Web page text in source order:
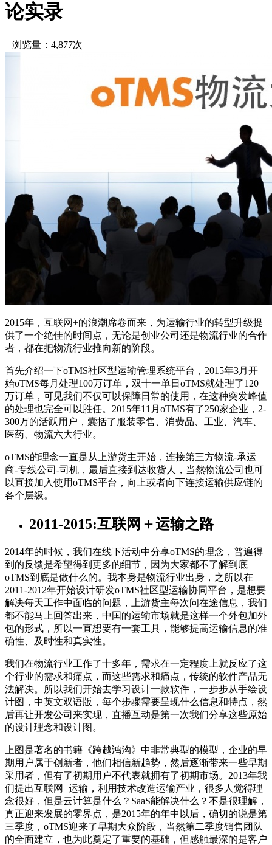
论实录
浏览量：4,877次
2015年，互联网+的浪潮席卷而来，为运输行业的转型升级提
供了一个绝佳的时间点，无论是创业公司还是物流行业的合作
者，都在把物流行业推向新的阶段。
首先介绍一下oTMS社区型运输管理系统平台，2015年3月开
始oTMS每月处理100万订单，双十一单日oTMS就处理了120
万订单，可见我们不仅可以保障日常的使用，在这种突发峰值
的处理也完全可以胜任。2015年11月oTMS有了250家企业，2-
300万的活跃用户，囊括了服装零售、消费品、工业、汽车、
医药、物流六大行业。
oTMS的理念一直是从上游货主开始，连接第三方物流-承运
商-专线公司-司机，最后直接到达收货人，当然物流公司也可
以直接加入使用oTMS平台，向上或者向下连接运输供应链的
各个层级。
2011-2015:互联网＋运输之路
2014年的时候，我们在线下活动中分享oTMS的理念，普遍得
到的反馈是希望得到更多的细节，因为大家都不了解到底
oTMS到底是做什么的。我本身是物流行业出身，之所以在
2011-2012年开始设计研发oTMS社区型运输协同平台，是想要
解决每天工作中面临的问题，上游货主每次问在途信息，我们
都不能马上回答出来，中国的运输市场就是这样一个外包加外
包的形式，所以一直想要有一套工具，能够提高运输信息的准
确性、及时性和真实性。
我们在物流行业工作了十多年，需求在一定程度上就反应了这
个行业的需求和痛点，而这些需求和痛点，传统的软件产品无
法解决。所以我们开始去学习设计一款软件，一步步从手绘设
计图，中英文双语版，每个步骤需要呈现什么信息和特点，然
后再让开发公司来实现，直播互动是第一次我们分享这些原始
的设计理念和设计图。
上图是著名的书籍《跨越鸿沟》中非常典型的模型，企业的早
期用户属于创新者，他们相信新趋势，然后逐渐带来一些早期
采用者，但有了初期用户不代表就拥有了初期市场。2013年我
们提出互联网+运输，利用技术改造运输产业，很多人觉得理
念很好，但是云计算是什么？SaaS能解决什么？不是很理解，
真正迎来发展的零界点，是2015年的年中以后，确切的说是第
三季度，oTMS迎来了早期大众阶段，当然第二季度销售团队
的全面建立，也为此奠定了重要的基础，但感触最深的是客户